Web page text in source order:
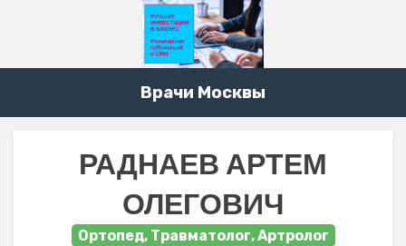
Врачи Москвы
РАДНАЕВ АРТЕМ
ОЛЕГОВИЧ
Ортопед, Травматолог, Артролог